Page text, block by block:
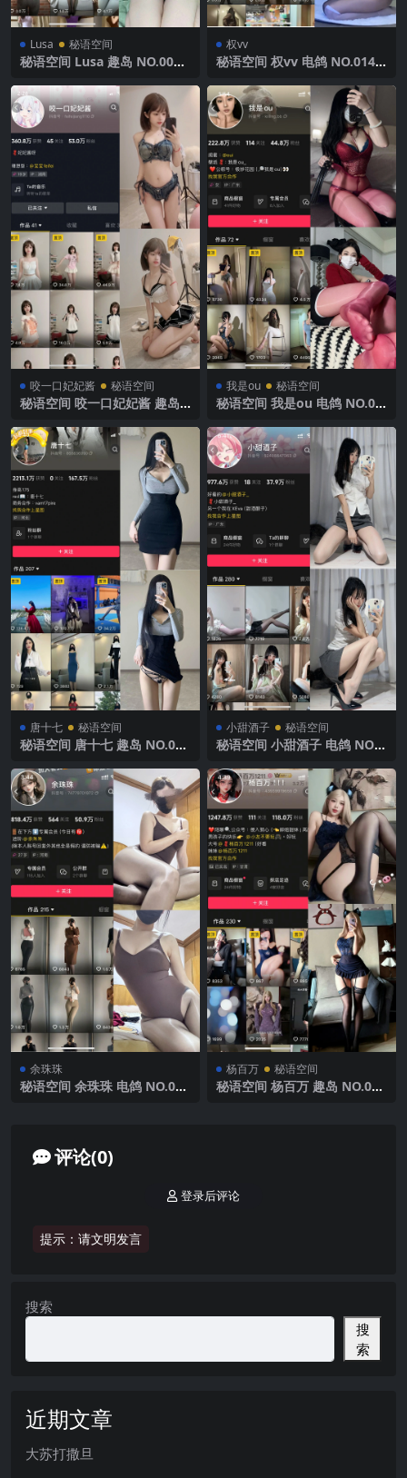
Lusa 秘语空间
秘语空间 Lusa 趣岛 NO.001
整版
权vv
秘语空间 权vv 电鸽 NO.014
整版
咬一口妃妃酱 秘语空间
秘语空间 咬一口妃妃酱 趣岛
新完整版
我是ou 秘语空间
秘语空间 我是ou 电鸽 NO.01
整版
唐十七 秘语空间
秘语空间 唐十七 趣岛 NO.003
版
小甜酒子 秘语空间
秘语空间 小甜酒子 电鸽 NO.0
完整版
余珠珠
秘语空间 余珠珠 电鸽 NO.005
杨百万 秘语空间
秘语空间 杨百万 趣岛 NO.001
评论(0)
提示：请文明发言
登录后评论
搜索
搜
索
近期文章
大苏打撒旦